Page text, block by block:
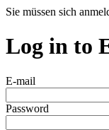
Sie müssen sich
Log in to
E-mail
Password